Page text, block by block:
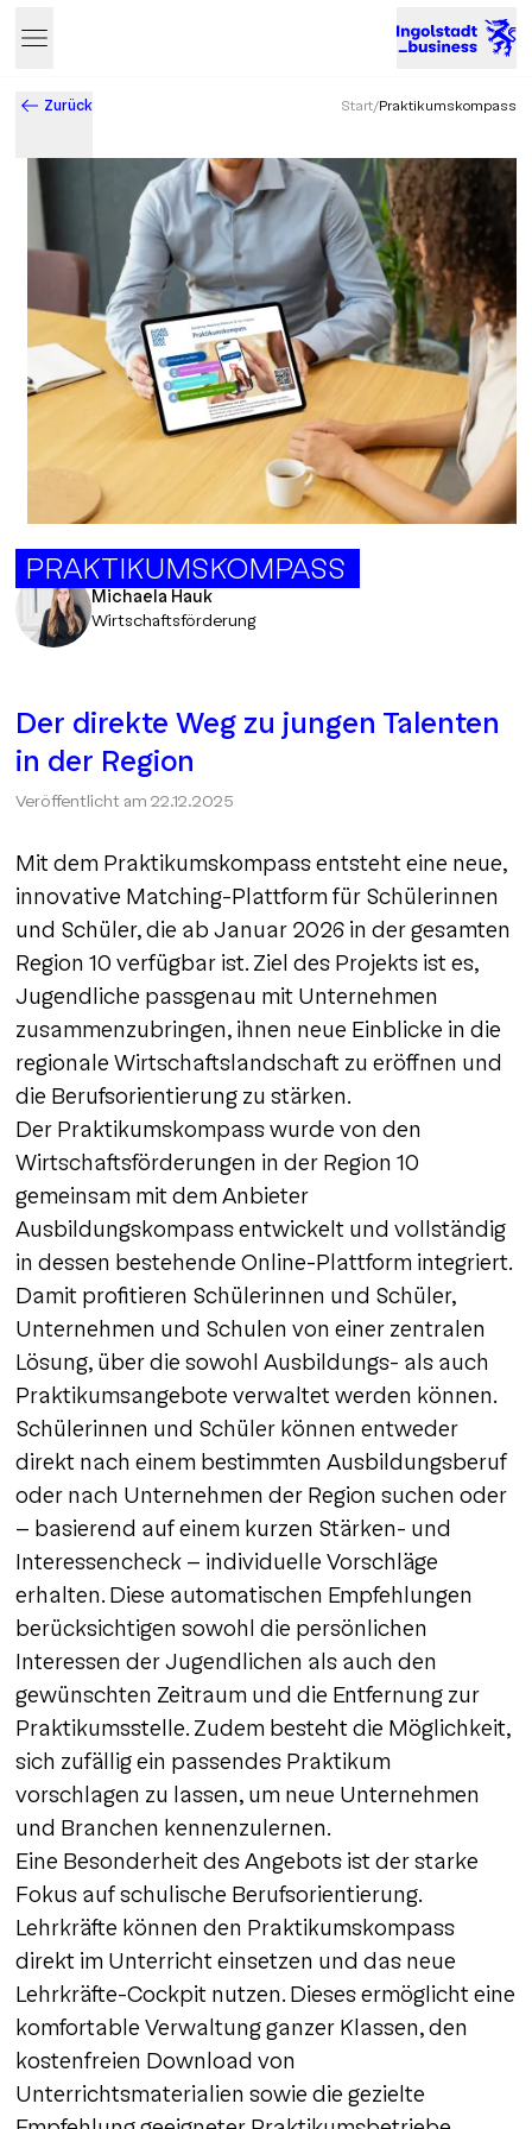
Zurück Start/Praktikumskompass
Business & Innovation in Ingolstadt – Der Standort mit
PRAKTIKUMSKOMPASS
Michaela Hauk
Wirtschaftsförderung
Der direkte Weg zu jungen Talenten
in der Region
Veröffentlicht am 22.12.2025
Mit dem Praktikumskompass entsteht eine neue,
innovative Matching-Plattform für Schülerinnen
und Schüler, die ab Januar 2026 in der gesamten
Region 10 verfügbar ist. Ziel des Projekts ist es,
Jugendliche passgenau mit Unternehmen
zusammenzubringen, ihnen neue Einblicke in die
regionale Wirtschaftslandschaft zu eröffnen und
die Berufsorientierung zu stärken.
Der Praktikumskompass wurde von den
Wirtschaftsförderungen in der Region 10
gemeinsam mit dem Anbieter
Ausbildungskompass entwickelt und vollständig
in dessen bestehende Online-Plattform integriert.
Damit profitieren Schülerinnen und Schüler,
Unternehmen und Schulen von einer zentralen
Lösung, über die sowohl Ausbildungs- als auch
Praktikumsangebote verwaltet werden können.
Schülerinnen und Schüler können entweder
direkt nach einem bestimmten Ausbildungsberuf
oder nach Unternehmen der Region suchen oder
– basierend auf einem kurzen Stärken- und
Interessencheck – individuelle Vorschläge
erhalten. Diese automatischen Empfehlungen
berücksichtigen sowohl die persönlichen
Interessen der Jugendlichen als auch den
gewünschten Zeitraum und die Entfernung zur
Praktikumsstelle. Zudem besteht die Möglichkeit,
sich zufällig ein passendes Praktikum
vorschlagen zu lassen, um neue Unternehmen
und Branchen kennenzulernen.
Eine Besonderheit des Angebots ist der starke
Fokus auf schulische Berufsorientierung.
Lehrkräfte können den Praktikumskompass
direkt im Unterricht einsetzen und das neue
Lehrkräfte-Cockpit nutzen. Dieses ermöglicht eine
komfortable Verwaltung ganzer Klassen, den
kostenfreien Download von
Unterrichtsmaterialien sowie die gezielte